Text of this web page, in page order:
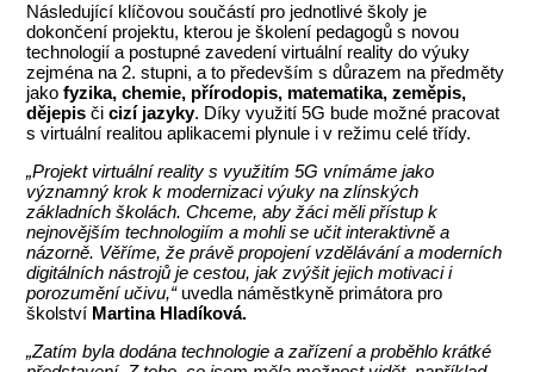
Následující klíčovou součástí pro jednotlivé školy je
dokončení projektu, kterou je školení pedagogů s novou
technologií a postupné zavedení virtuální reality do výuky
zejména na 2. stupni, a to především s důrazem na předměty
jakofyzika, chemie, přírodopis, matematika, zeměpis,
dějepis čicizí jazyky. Díky využití 5G bude možné pracovat
s virtuální realitou aplikacemi plynule i v režimu celé třídy.
„Projekt virtuální reality s využitím 5G vnímáme jako
významný krok k modernizaci výuky na zlínských
základních školách. Chceme, aby žáci měli přístup k
nejnovějším technologiím a mohli se učit interaktivně a
názorně. Věříme, že právě propojení vzdělávání a moderních
digitálních nástrojů je cestou, jak zvýšit jejich motivaci i
porozumění učivu,“ uvedla náměstkyně primátora pro
školství Martina Hladíková.
„Zatím byla dodána technologie a zařízení a proběhlo krátké